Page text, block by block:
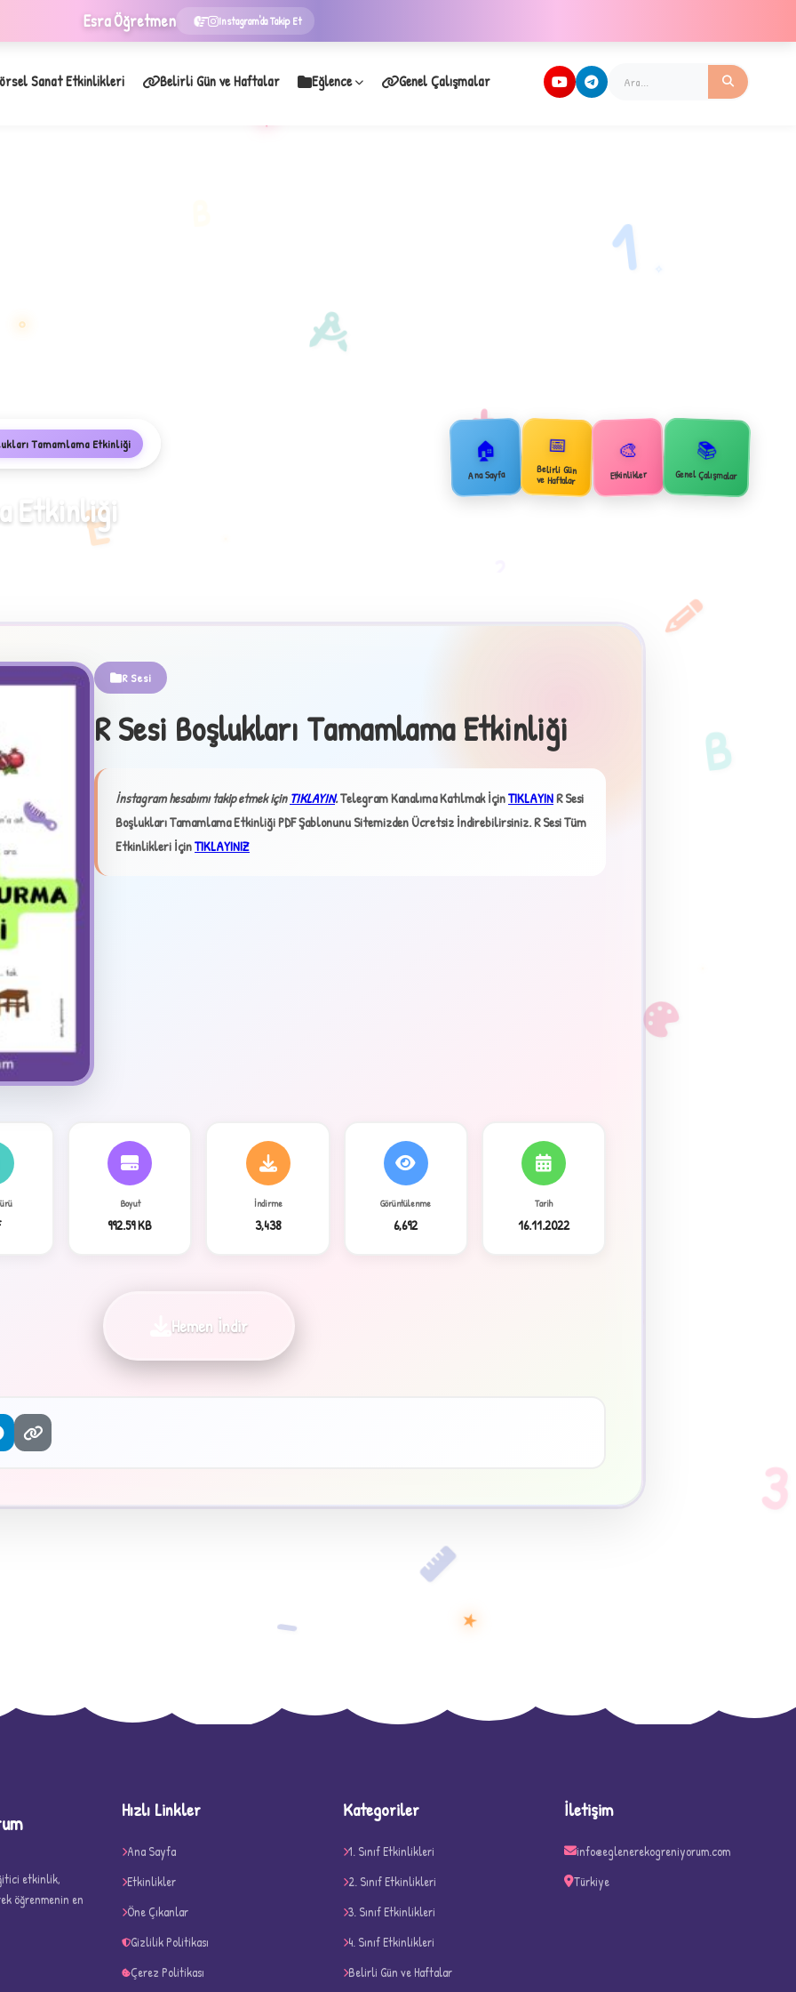
EsraÖğretmen Instagram'da Takip Et
★
✧
Sanat Etkinlikleri Belirli Gün ve Haftalar Eğlence Genel Çalışmalar
Tamamlama Etkinliği
Etkinliği
🏠
Ana Sayfa
📅
Belirli Gün
ve Haftalar
🎨
Etkinlikler
📚
Genel Çalışmalar
R Sesi
R Sesi Boşlukları Tamamlama Etkinliği
İnstagram hesabımı takip etmek içinTIKLAYIN.Telegram Kanalıma Katılmak İçinTIKLAYINR Sesi
Boşlukları Tamamlama Etkinliği PDF Şablonunu Sitemizden Ücretsiz İndirebilirsiniz.R Sesi Tüm
Etkinlikleri İçinTIKLAYINIZ
Boyut
992.59 KB
İndirme
3,438
Görüntülenme
6,692
Tarih
16.11.2022
Hemen İndir
B
D
E
1
3
+
−
etkinlik,
öğrenmenin en
Hızlı Linkler
Ana Sayfa
Etkinlikler
Öne Çıkanlar
Gizlilik Politikası
Çerez Politikası
Kategoriler
1. Sınıf Etkinlikleri
2. Sınıf Etkinlikleri
3. Sınıf Etkinlikleri
4. Sınıf Etkinlikleri
Belirli Gün ve Haftalar
İletişim
info@eglenerekogreniyorum.com
Türkiye